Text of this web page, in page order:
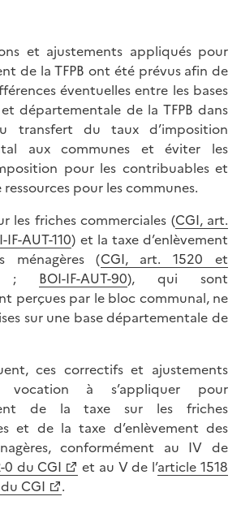
et ajustements appliqués pour
de la TFPB ont été prévus afin de
éventuelles entre les bases
départementale de la TFPB dans
transfert du taux d’imposition
aux communes et éviter les
pour les contribuables et
pour les communes.
les friches commerciales (CGI, art.
IF-AUT-110) et la taxe d’enlèvement
ménagères (CGI, art. 1520 et
; BOI-IF-AUT-90), qui sont
perçues par le bloc communal, ne
sur une base départementale de
ces correctifs et ajustements
à s’appliquer pour
de la taxe sur les friches
et de la taxe d’enlèvement des
conformément au IV de
0 du CGI et au V de l’article 1518
CGI
.